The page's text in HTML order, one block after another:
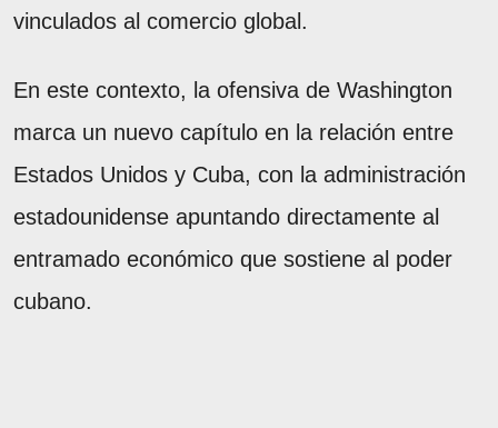
vinculados al comercio global.
En este contexto, la ofensiva de Washington
marca un nuevo capítulo en la relación entre
Estados Unidos y Cuba, con la administración
estadounidense apuntando directamente al
entramado económico que sostiene al poder
cubano.